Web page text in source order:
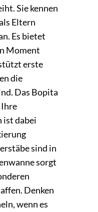
Sie kennen
Eltern
Es bietet
Moment
erste
die
Das Bopita
ist dabei
sind in
sorgt
Denken
wenn es